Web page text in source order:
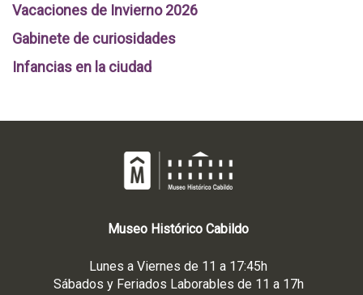
Vacaciones de Invierno 2026
Gabinete de curiosidades
Infancias en la ciudad
Museo Histórico Cabildo
Lunes a Viernes de 11 a 17:45h
Sábados y Feriados Laborables de 11 a 17h